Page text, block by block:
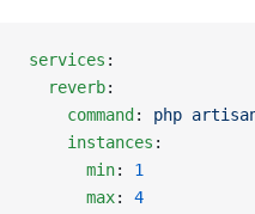
services :
  reverb
:
    command
: php
    instances
:
      min
: 1
      max
: 4